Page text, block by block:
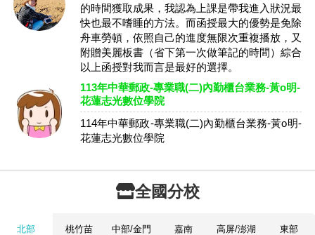
的時間獲取成果，我認為上課是帶我進入狀況最
快也最不嗜睡的方法。而函授最大的優勢是免除
舟車勞頓，依照自己的進度無限次重複播放，又
附贈美麗板書（省下第一次做筆記的時間）綜合
以上函授對我而言是最好的選擇。
113年中華郵政-專業職(二)內勤櫃台業務-黃o明-
花蓮志光數位學院
114年中華郵政-專業職(二)內勤櫃台業務-黃o明-
花蓮志光數位學院
全國分校
北部 桃竹苗 中部/金門 嘉南 高屏/澎湖 東部